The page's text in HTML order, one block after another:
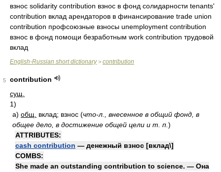
взнос solidarity contribution взнос в фонд солидарности tenants'
contribution вклад арендаторов в финансирование trade union
contribution профсоюзные взносы unemployment contribution
взнос в фонд помощи безработным work contribution трудовой
вклад
English-Russian short dictionary> contribution
5
contribution
сущ.
1)
а) общ. вклад; взнос (что-л., внесенное в общий фонд, в
общее дело, в достижение общей цели и т. п. )
ATTRIBUTES:
cash contribution — денежный взнос [вклад\]
COMBS:
She made an outstanding contribution to science. — Она